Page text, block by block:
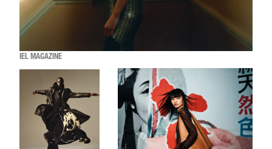
IEL MAGAZINE